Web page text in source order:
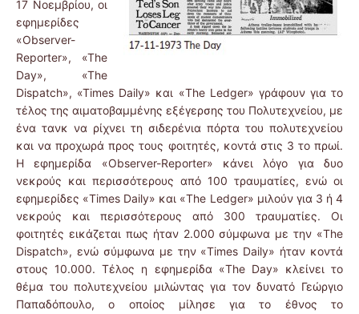
17 Νοεμβρίου, οι
εφημερίδες
«Observer-
Reporter», «The
Day», «The
Dispatch», «Times Daily» και «The Ledger» γράφουν για το
τέλος της αιματοβαμμένης εξέγερσης του Πολυτεχνείου, με
ένα τανκ να ρίχνει τη σιδερένια πόρτα του πολυτεχνείου
και να προχωρά προς τους φοιτητές, κοντά στις 3 το πρωί.
Η εφημερίδα «Observer-Reporter» κάνει λόγο για δυο
νεκρούς και περισσότερους από 100 τραυματίες, ενώ οι
εφημερίδες «Times Daily» και «The Ledger» μιλούν για 3 ή 4
νεκρούς και περισσότερους από 300 τραυματίες. Οι
φοιτητές εικάζεται πως ήταν 2.000 σύμφωνα με την «The
Dispatch», ενώ σύμφωνα με την «Times Daily» ήταν κοντά
στους 10.000. Τέλος η εφημερίδα «The Day» κλείνει το
θέμα του πολυτεχνείου μιλώντας για τον δυνατό Γεώργιο
Παπαδόπουλο, ο οποίος μίλησε για το έθνος το